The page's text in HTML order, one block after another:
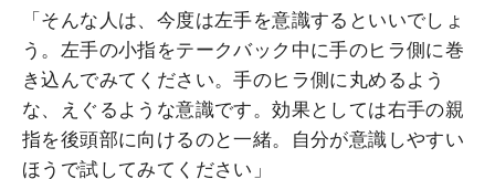
「そんな人は、今度は左手を意識するといいでしょ
う。左手の小指をテークバック中に手のヒラ側に巻
き込んでみてください。手のヒラ側に丸めるよう
な、えぐるような意識です。効果としては右手の親
指を後頭部に向けるのと一緒。自分が意識しやすい
ほうで試してみてください」